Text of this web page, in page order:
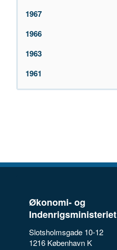
1967
1966
1963
1961
Økonomi- og
Indenrigsministeriet
Slotsholmsgade 10-12
1216 København K